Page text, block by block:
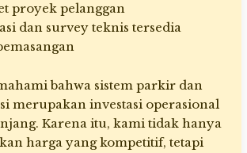
proyek pelanggan
dan survey teknis tersedia
bahwa sistem parkir dan
merupakan investasi operasional
Karena itu, kami tidak hanya
harga yang kompetitif, tetapi